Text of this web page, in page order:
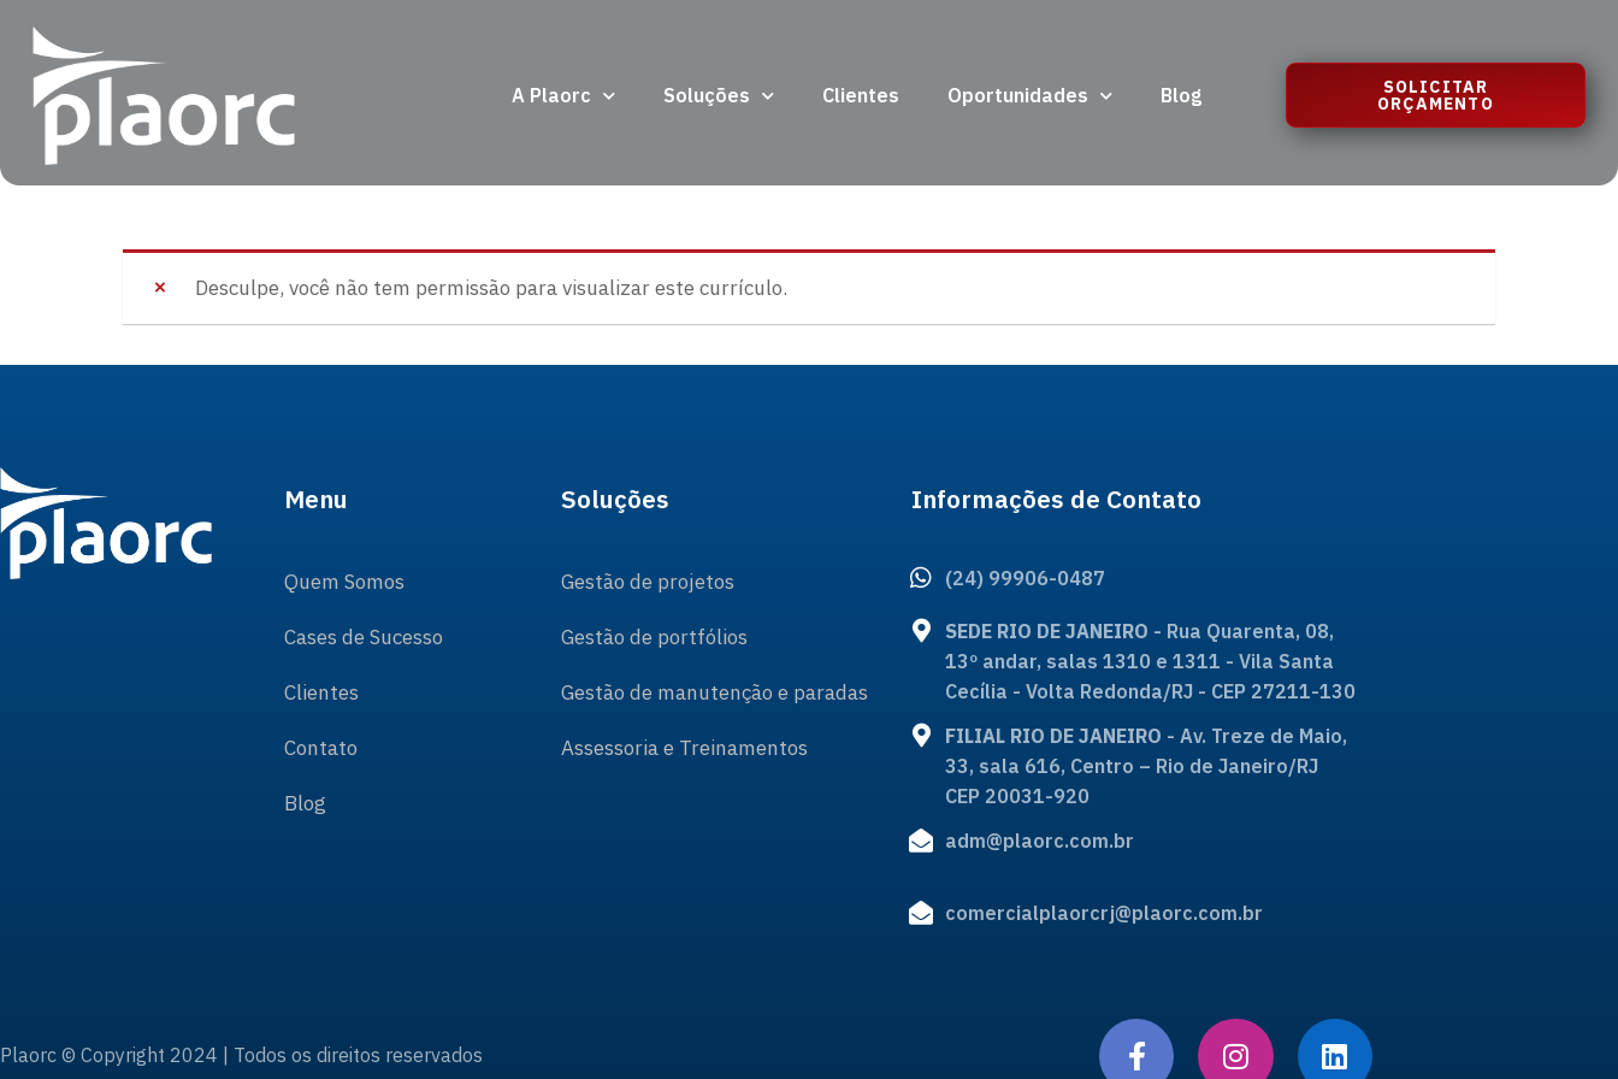
A Plaorc Soluções Clientes Oportunidades Blog SOLICITAR
ORÇAMENTO
Desculpe, você não tem permissão para visualizar este currículo.
Menu
Quem Somos
Cases de Sucesso
Clientes
Contato
Blog
Soluções
Gestão de projetos
Gestão de portfólios
Gestão de manutenção e paradas
Assessoria e Treinamentos
Informações de Contato
(24) 99906-0487
SEDE RIO DE JANEIRO - Rua Quarenta, 08,
13º andar, salas 1310 e 1311 - Vila Santa
Cecília - Volta Redonda/RJ - CEP 27211-130
FILIAL RIO DE JANEIRO - Av. Treze de Maio,
33, sala 616, Centro – Rio de Janeiro/RJ
CEP 20031-920
adm@plaorc.com.br
comercialplaorcrj@plaorc.com.br
Plaorc © Copyright 2024 | Todos os direitos reservados